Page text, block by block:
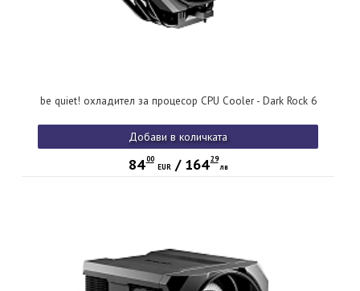
be quiet! охладител за процесор CPU Cooler - Dark Rock 6
Добави в количката
84 00
EUR/ 164 29
лв